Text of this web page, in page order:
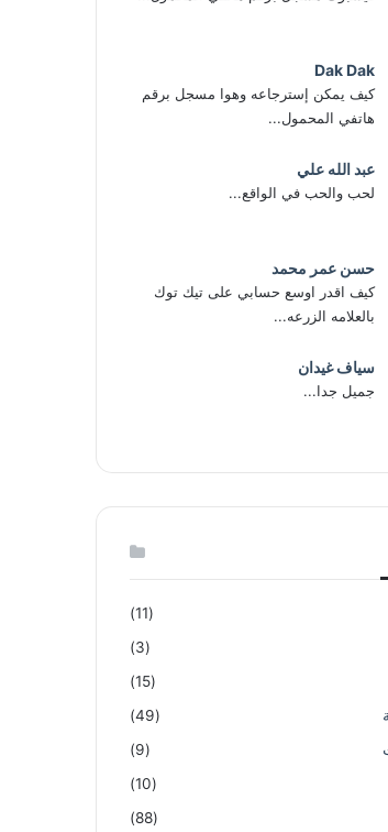
Dak Dak
كيف يمكن إسترجاعه وهوا مسجل برقم
هاتفي المحمول...
عبد الله علي
لحب والحب في الواقع...
حسن عمر محمد
كيف اقدر اوسع حسابي على تيك توك
بالعلامه الزرعه...
سياف غيدان
جميل جدا...
(11)
(3)
(15)
(49)
(9)
(10)
(88)